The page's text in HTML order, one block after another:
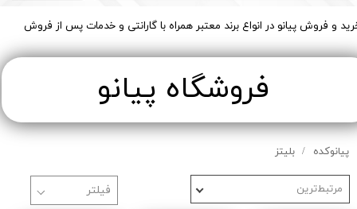
خروج از حساب کاربری
و فروش پیانو در انواع برند معتبر همراه با گارانتی و خدمات پس از فروش
پیانوکده بلیتز
مرتبط‌ترین
​فروشگاه پیانو